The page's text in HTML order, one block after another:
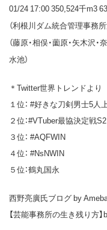
01/24 17:00 350,524千m3
（利根川ダム統合管理事務
（藤原・相俣・薗原・矢木沢
水池）
＊Twitter世界トレンドより
１位： #好きな刀剣男士5人
２位：#VTuber最協決定戦S2
３位： #AQFWIN
４位： #NsNWIN
５位：鶴丸国永
西野亮廣氏ブログ by
【芸能事務所の生き残り方